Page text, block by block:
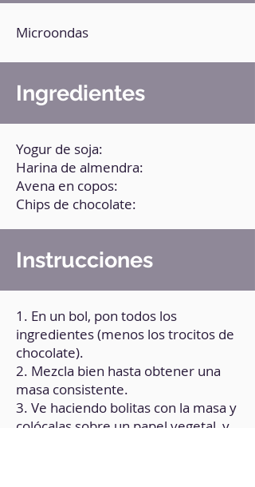
Microondas
Ingredientes
Yogur de soja:
Harina de almendra:
Avena en copos:
Chips de chocolate:
Instrucciones
1. En un bol, pon todos los
ingredientes (menos los trocitos de
chocolate).
2. Mezcla bien hasta obtener una
masa consistente.
3. Ve haciendo bolitas con la masa y
colócalas sobre un papel vegetal, y